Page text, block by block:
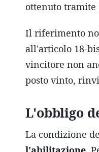
ottenuto tramite
Il riferimento
all'articolo 18-
vincitore non
posto vinto,
L'obbligo
La condizione